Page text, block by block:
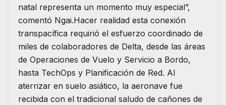
natal representa un momento muy especial”,
comentó Ngai.Hacer realidad esta conexión
transpacífica requirió el esfuerzo coordinado de
miles de colaboradores de Delta, desde las áreas
de Operaciones de Vuelo y Servicio a Bordo,
hasta TechOps y Planificación de Red. Al
aterrizar en suelo asiático, la aeronave fue
recibida con el tradicional saludo de cañones de